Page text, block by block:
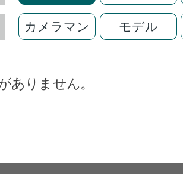
カメラマン モデル
ありません。